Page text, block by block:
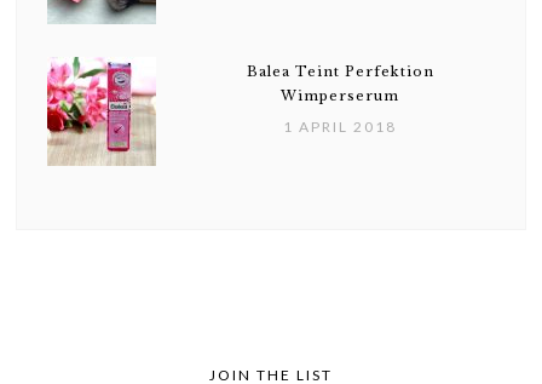
Balea Teint Perfektion
Wimperserum
1 APRIL 2018
JOIN THE LIST